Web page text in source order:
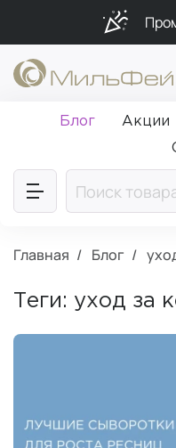
Подарки в
Блог Акции
Главная Блог
Теги: уход за